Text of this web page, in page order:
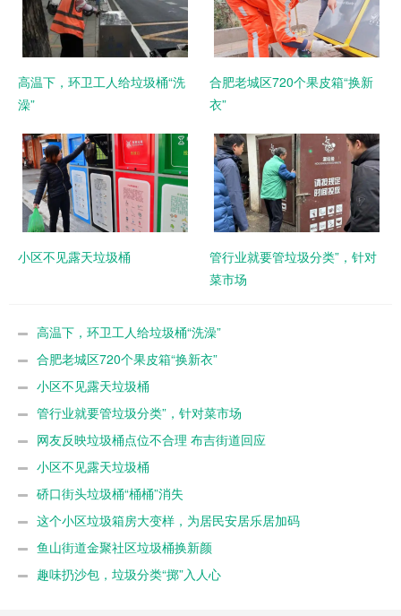
高温下，环卫工人给垃圾桶“洗
澡”
合肥老城区720个果皮箱“换新
衣”
小区不见露天垃圾桶
管行业就要管垃圾分类”，针对
菜市场
高温下，环卫工人给垃圾桶“洗澡”
合肥老城区720个果皮箱“换新衣”
小区不见露天垃圾桶
管行业就要管垃圾分类”，针对菜市场
网友反映垃圾桶点位不合理 布吉街道回应
小区不见露天垃圾桶
硚口街头垃圾桶“桶桶”消失
这个小区垃圾箱房大变样，为居民安居乐居加码
鱼山街道金聚社区垃圾桶换新颜
趣味扔沙包，垃圾分类“掷”入人心